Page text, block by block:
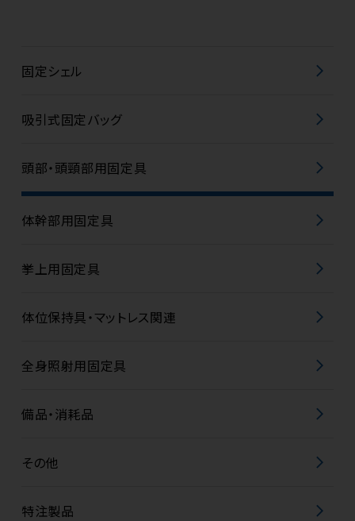
固定シェル
吸引式固定バッグ
頭部・頭頸部用固定具
体幹部用固定具
挙上用固定具
体位保持具・マットレス関連
全身照射用固定具
備品・消耗品
その他
特注製品